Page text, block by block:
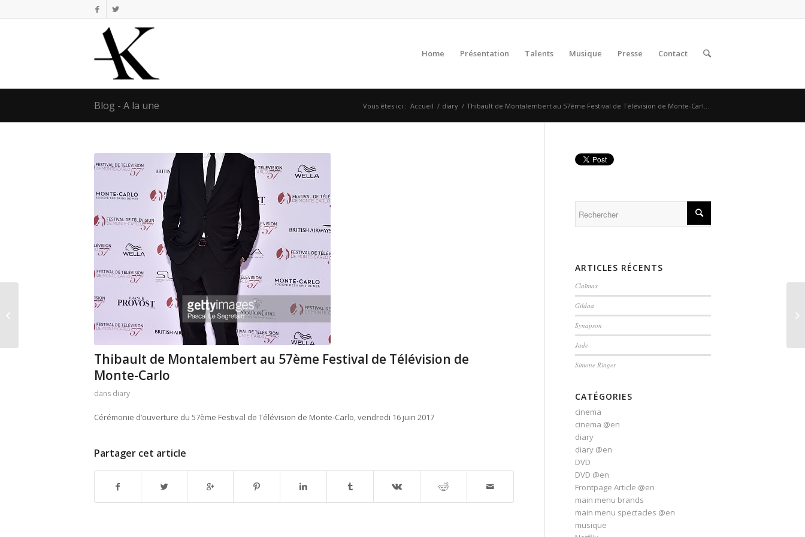
Home Présentation Talents Musique Presse Contact
Blog - A la une Vous êtes ici : Accueil / diary / Thibault de Montalembert au 57ème Festival de Télévision de Monte-Carl...
Thibault de Montalembert au 57ème Festival de Télévision de
Monte-Carlo
dans diary
Cérémonie d’ouverture du 57ème Festival de Télévision de Monte-Carlo, vendredi 16 juin 2017
Partager cet article
ARTICLES RÉCENTS
Claïmax
Gildaa
Synapson
Jade
Simone Ringer
CATÉGORIES
cinema
cinema @en
diary
diary @en
DVD
DVD @en
Frontpage Article @en
main menu brands
main menu spectacles @en
musique